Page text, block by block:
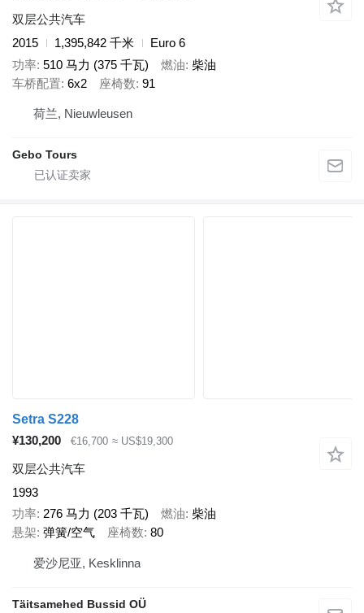
双层公共汽车
2015
1,395,842 千米
Euro 6
功率 510 马力 (375 千瓦) 燃油 柴油
车桥配置 6x2 座椅数 91
荷兰, Nieuwleusen
Gebo Tours
Setra S228
¥130,200
€16,700 ≈ US$19,300
双层公共汽车
1993
功率 276 马力 (203 千瓦) 燃油 柴油
悬架 弹簧/空气 座椅数 80
爱沙尼亚, Kesklinna
Täitsamehed Bussid OÜ